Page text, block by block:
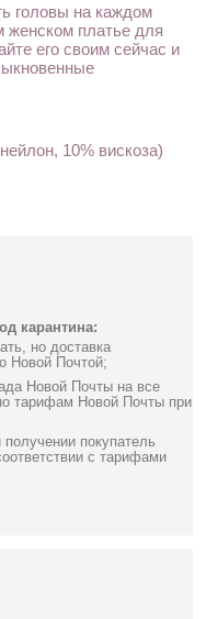
головы на каждом
женском платье для
его своим сейчас и
10% вискоза)
карантина:
но доставка
Новой Почтой;
Новой Почты на все
тарифам Новой Почты при
получении покупатель
с тарифами